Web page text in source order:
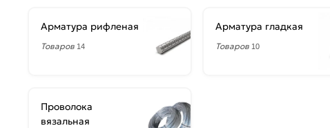
Арматура рифленая
Товаров 14
Арматура гладкая
Товаров 10
Проволока
вязальная